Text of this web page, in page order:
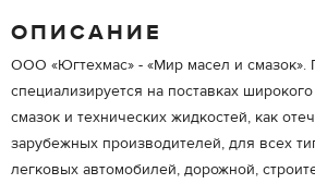
ОПИСАНИЕ
ООО «Югтехмас» - «Мир масел и смазок».
специализируется на поставках
смазок и технических жидкостей, как
зарубежных производителей, для всех
легковых автомобилей, дорожной,